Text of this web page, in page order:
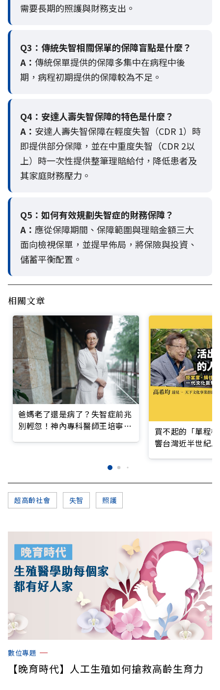
需要長期的照護與財務支出。
Q3： 傳統失智相關保單的保障盲點是什麼？
A： 傳統保單提供的保障多集中在病程中後
期，病程初期提供的保障較為不足。
Q4： 安達人壽失智保障的特色是什麼？
A： 安達人壽失智保障在輕度失智（CDR 1）時
即提供部分保障，並在中重度失智（CDR 2以
上）時一次性提供整筆理賠給付，降低患者及
其家庭財務壓力。
Q5： 如何有效規劃失智症的財務保障？
A： 應從保障期間、保障範圍與理賠金額三大
面向檢視保單，並提早佈局，將保險與投資、
儲蓄平衡配置。
相關文章
爸媽老了還是病了？失智症前兆
別輕忽！神內專科醫師王培寧呼
買不起的「單程
響台灣近半世紀
超高齡社會 失智 照護
數位專題
【晚育時代】人工生殖如何搶救高齡生育力